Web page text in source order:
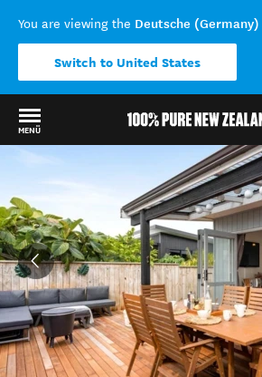
You are viewing the Deutsche (Germany)
Switch to United States
MENÜ